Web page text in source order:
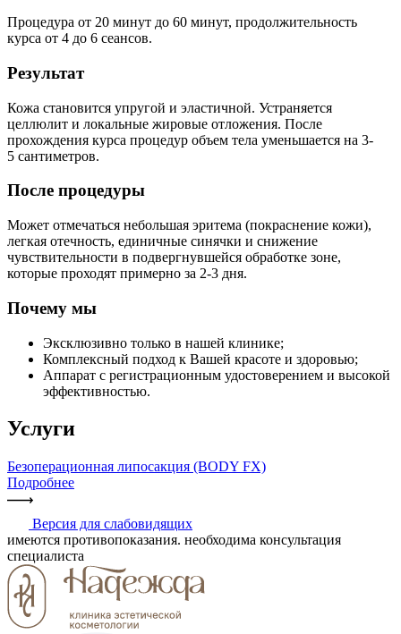
Процедура от 20 минут до 60 минут, продолжительность
курса от 4 до 6 сеансов.
Результат
Кожа становится упругой и эластичной. Устраняется
целлюлит и локальные жировые отложения. После
прохождения курса процедур объем тела уменьшается на 3-
5 сантиметров.
После процедуры
Может отмечаться небольшая эритема (покраснение кожи),
легкая отечность, единичные синячки и снижение
чувствительности в подвергнувшейся обработке зоне,
которые проходят примерно за 2-3 дня.
Почему мы
Эксклюзивно только в нашей клинике;
Комплексный подход к Вашей красоте и здоровью;
Аппарат с регистрационным удостоверением и высокой
эффективностью.
Услуги
Безоперационная липосакция (BODY FX)
Подробнее
Версия для слабовидящих
имеются противопоказания. необходима консультация
специалиста